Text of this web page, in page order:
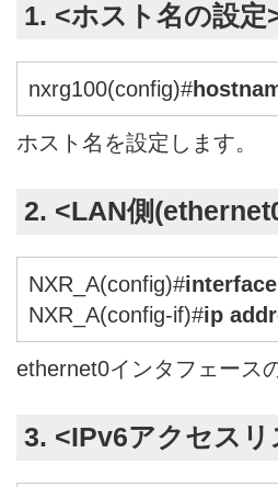
1. <ホスト名の設定
nxrg100(config)#
ホスト名を設定します。
2. <LAN側
NXR_A(config)#
NXR_A(config-if)#ip
ethernet0インタフェース
3. <IPv6アクセスリ